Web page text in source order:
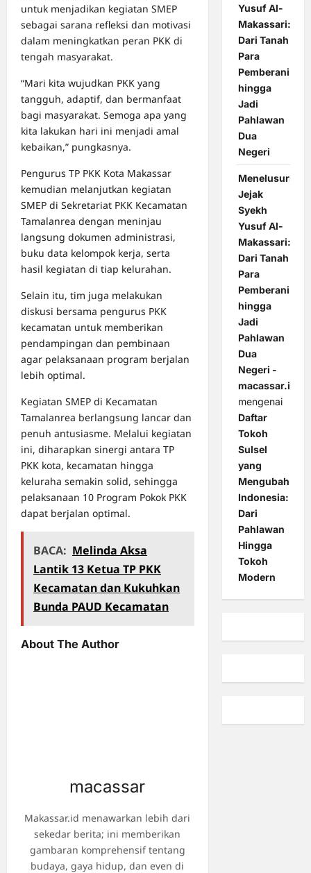
untuk menjadikan kegiatan SMEP
sebagai sarana refleksi dan motivasi
dalam meningkatkan peran PKK di
tengah masyarakat.
“Mari kita wujudkan PKK yang
tangguh, adaptif, dan bermanfaat
bagi masyarakat. Semoga apa yang
kita lakukan hari ini menjadi amal
kebaikan,” pungkasnya.
Pengurus TP PKK Kota Makassar
kemudian melanjutkan kegiatan
SMEP di Sekretariat PKK Kecamatan
Tamalanrea dengan meninjau
langsung dokumen administrasi,
buku data kelompok kerja, serta
hasil kegiatan di tiap kelurahan.
Selain itu, tim juga melakukan
diskusi bersama pengurus PKK
kecamatan untuk memberikan
pendampingan dan pembinaan
agar pelaksanaan program berjalan
lebih optimal.
Kegiatan SMEP di Kecamatan
Tamalanrea berlangsung lancar dan
penuh antusiasme. Melalui kegiatan
ini, diharapkan sinergi antara TP
PKK kota, kecamatan hingga
keluraha semakin solid, sehingga
pelaksanaan 10 Program Pokok PKK
dapat berjalan optimal.
BACA: Melinda Aksa
Lantik 13 Ketua TP PKK
Kecamatan dan Kukuhkan
Bunda PAUD Kecamatan
About The Author
macassar
Makassar.id menawarkan lebih dari
sekedar berita; ini memberikan
gambaran komprehensif tentang
budaya, gaya hidup, dan even di
Yusuf Al-
Makassari:
Dari Tanah
Para
Pemberani
hingga
Jadi
Pahlawan
Dua
Negeri
Menelusuri
Jejak
Syekh
Yusuf Al-
Makassari:
Dari Tanah
Para
Pemberani
hingga
Jadi
Pahlawan
Dua
Negeri -
macassar.id
mengenai
Daftar
Tokoh
Sulsel
yang
Mengubah
Indonesia:
Dari
Pahlawan
Hingga
Tokoh
Modern